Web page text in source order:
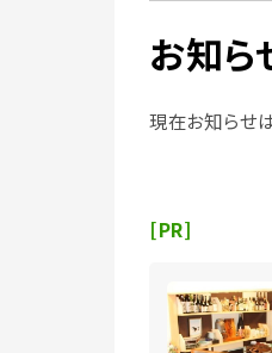
お知ら
現在お知らせ
[PR]